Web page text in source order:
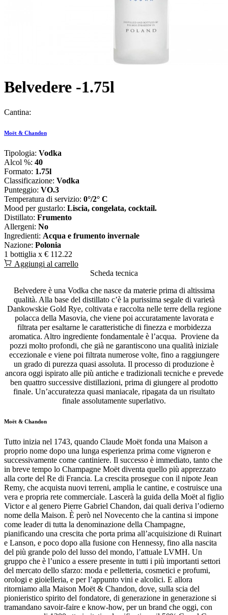
Belvedere -1.75l
Cantina:
Moët & Chandon
Tipologia: Vodka
Alcol %: 40
Formato: 1.75l
Classificazione: Vodka
Punteggio: VO.3
Temperatura di servizio: 0°/2° C
Mood per gustarlo: Liscia, congelata, cocktail.
Distillato: Frumento
Allergeni: No
Ingredienti: Acqua e frumento invernale
Nazione: Polonia
1 bottiglia x € 112.22
Aggiungi al carrello
Scheda tecnica
Belvedere è una Vodka che nasce da materie prima di altissima
qualità. Alla base del distillato c’è la purissima segale di varietà
Dankowskie Gold Rye, coltivata e raccolta nelle terre della regione
polacca della Masovia, che viene poi accuratamente lavorata e
filtrata per esaltarne le caratteristiche di finezza e morbidezza
aromatica. Altro ingrediente fondamentale è l’acqua. Proviene da
pozzi molto profondi, che già ne garantiscono una qualità iniziale
eccezionale e viene poi filtrata numerose volte, fino a raggiungere
un grado di purezza quasi assoluta. Il processo di produzione è
ancora oggi ispirato alle più antiche e tradizionali tecniche e prevede
ben quattro successive distillazioni, prima di giungere al prodotto
finale. Un’accuratezza quasi maniacale, ripagata da un risultato
finale assolutamente superlativo.
Moët & Chandon
Tutto inizia nel 1743, quando Claude Moët fonda una Maison a
proprio nome dopo una lunga esperienza prima come vigneron e
successivamente come cantiniere. Il successo è immediato, tanto che
in breve tempo lo Champagne Moët diventa quello più apprezzato
alla corte del Re di Francia. La crescita prosegue con il nipote Jean
Remy, che acquista nuovi terreni, amplia le cantine, e costruisce una
vera e propria rete commerciale. Lascerà la guida della Moët al figlio
Victor e al genero Pierre Gabriel Chandon, dai quali deriva l’odierno
nome della Maison. È però nel Novecento che la cantina si impone
come leader di tutta la denominazione della Champagne,
pianificando una crescita che porta prima all’acquisizione di Ruinart
e Lanson, e poco dopo alla fusione con Hennessy, fino alla nascita
del più grande polo del lusso del mondo, l’attuale LVMH. Un
gruppo che è l’unico a essere presente in tutti i più importanti settori
del mercato dello sfarzo: moda e pelletteria, cosmetici e profumi,
orologi e gioielleria, e per l’appunto vini e alcolici. E allora
ritorniamo alla Maison Moët & Chandon, dove, sulla scia del
pionieristico spirito del fondatore, di generazione in generazione si
tramandano savoir-faire e know-how, per un brand che oggi, con